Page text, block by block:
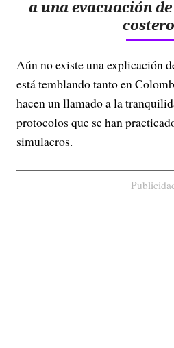
a una evacuación
Aún no existe una explicación
está temblando tanto en
hacen un llamado a la
protocolos que se han
simulacros.